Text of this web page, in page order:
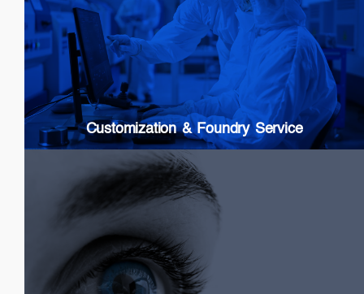
SLDs: Wideband & High Power
Swept Source Lasers: Long Coherence
Customization & Foundry Service
Customization & Foundry Services
Epi wafer growth
Chip processing
Custom Packaging
Modules & Subsystems